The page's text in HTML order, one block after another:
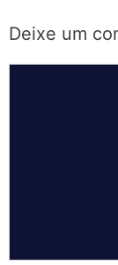
Deixe um